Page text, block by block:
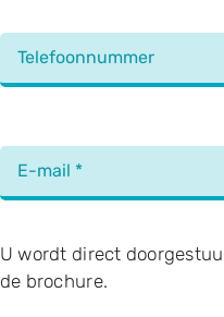
U wordt direct
de brochure.